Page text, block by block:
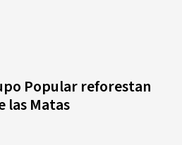
Popular reforestan
las Matas